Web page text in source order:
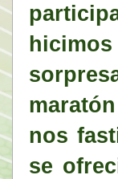
nos
se